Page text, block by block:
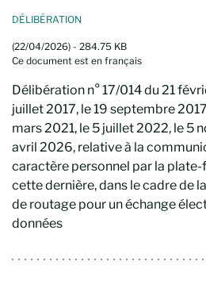
DÉLIBÉRATION
(22/04/2026) - 284.75 KB
Ce document est en français
Délibération n° 17/014 du 21
juillet 2017, le 19 septembre
mars 2021, le 5 juillet 2022, le 5
avril 2026, relative à la
caractère personnel par la
cette dernière, dans le cadre de
de routage pour un échange
données